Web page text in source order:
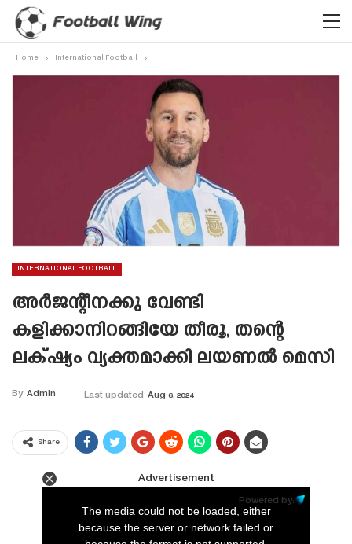
Home International Football
INTERNATIONAL FOOTBALL
അർജന്റീനക്കു വേണ്ടി
കളിക്കാനിറങ്ങിയേ തീരൂ, തന്റെ
ലക്‌ഷ്യം വ്യക്തമാക്കി ലയണൽ മെസി
By Admin Last updated Aug 6, 2024
Share
Advertisement
Powered by:
The media could not be loaded, either
because the server or network failed or